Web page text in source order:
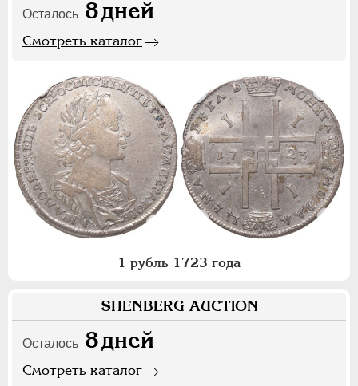
Осталось 8дней
Смотреть каталог
1 рубль 1723 года
SHENBERG AUCTION
Осталось 8дней
Смотреть каталог